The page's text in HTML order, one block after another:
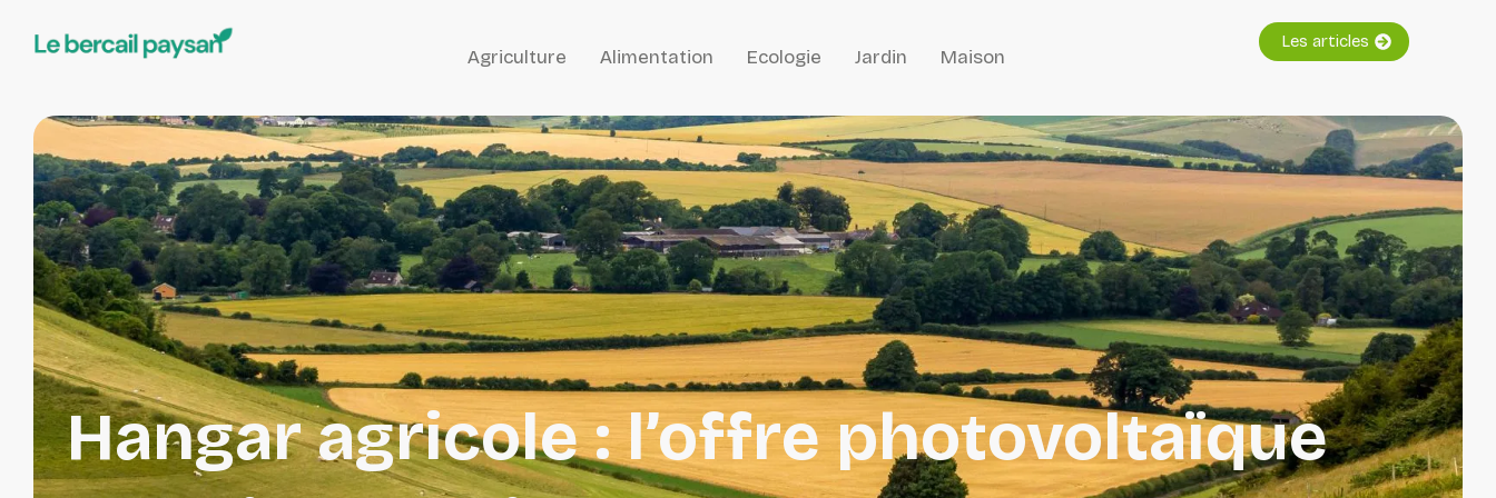
Agriculture Alimentation Ecologie Jardin Maison
Les articles
Hangar agricole : l’offre photovoltaïque